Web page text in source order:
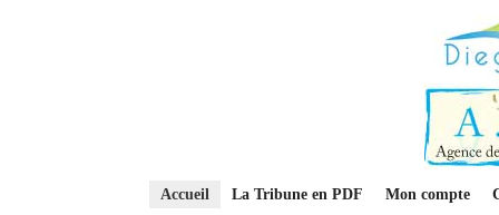
Accueil La Tribune en PDF Mon compte